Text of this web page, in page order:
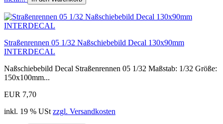
Straßenrennen 05 1/32 Naßschiebebild Decal 130x90mm
INTERDECAL
Naßschiebebild Decal Straßenrennen 05 1/32 Maßstab: 1/32 Größe:
150x100mm...
EUR 7,70
inkl. 19 % USt zzgl. Versandkosten